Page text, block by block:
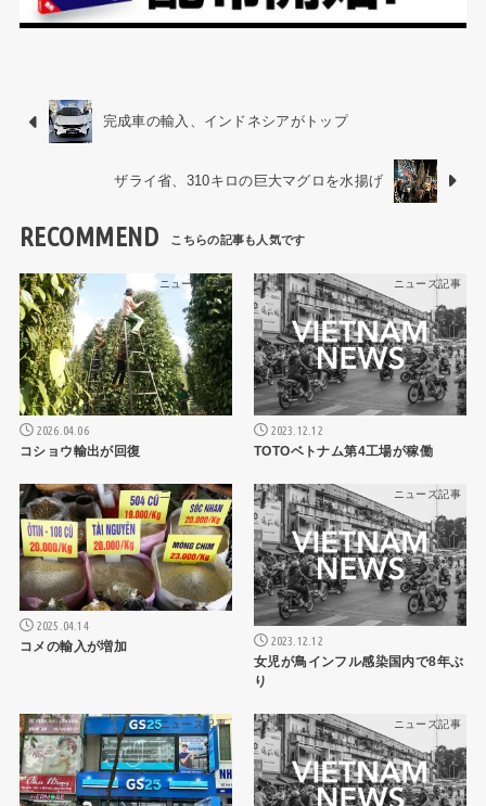
完成車の輸入、インドネシアがトップ
ザライ省、310キロの巨大マグロを水揚げ
RECOMMEND
ニュース記事
2026.04.06
コショウ輸出が回復
ニュース記事
2023.12.12
TOTOベトナム第4工場が稼働
ニュース記事
2025.04.14
コメの輸入が増加
ニュース記事
2023.12.12
女児が鳥インフル感染国内で8年ぶ
り
ニュース記事 ニュース記事